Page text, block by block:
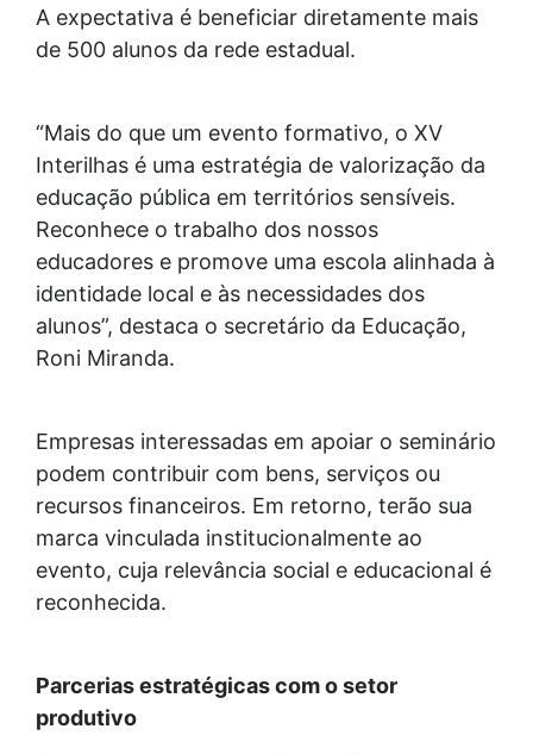
A expectativa é beneficiar diretamente mais
de 500 alunos da rede estadual.
“Mais do que um evento formativo, o XV
Interilhas é uma estratégia de valorização da
educação pública em territórios sensíveis.
Reconhece o trabalho dos nossos
educadores e promove uma escola alinhada à
identidade local e às necessidades dos
alunos”, destaca o secretário da Educação,
Roni Miranda.
Empresas interessadas em apoiar o seminário
podem contribuir com bens, serviços ou
recursos financeiros. Em retorno, terão sua
marca vinculada institucionalmente ao
evento, cuja relevância social e educacional é
reconhecida.
Parcerias estratégicas com o setor
produtivo